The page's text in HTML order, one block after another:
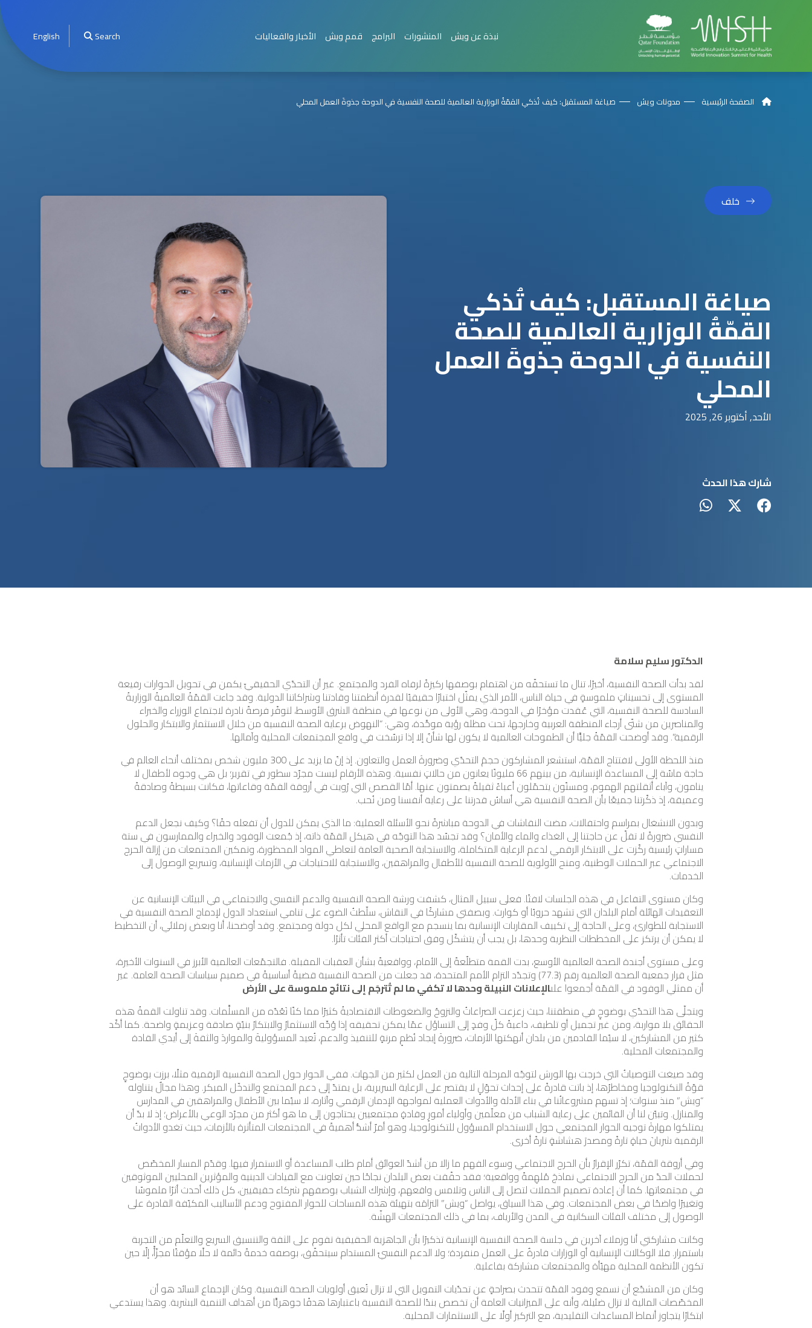
نبذة عن ويش المنشورات البرامج قمم ويش الأخبار والفعاليات Search
English
الصفحة الرئيسية مدونات ويش صياغة المستقبل: كيف تُذكي القمّةُ الوزارية العالمية للصحة النفسية في الدوحة جذوةَ العمل المحلي
خلف
صياغة المستقبل: كيف تُذكي
القمّةُ الوزارية العالمية للصحة
النفسية في الدوحة جذوةَ العمل
المحلي
الأحد, أكتوبر 26, 2025
شارك هذا الحدث
الدكتور سليم سلامة
لقد بدأت الصحة النفسية، أخيرًا، تنال ما تستحقّه من اهتمام بوصفها ركيزةً لرفاه الفرد والمجتمع. غير أن التحدّي الحقيقيّ يكمن في تحويل الحوارات رفيعة
المستوى إلى تحسيناتٍ ملموسةٍ في حياة الناس، الأمر الذي يمثّل اختبارًا حقيقيًا لقدرة أنظمتنا وقادتنا وشراكاتنا الدولية. وقد جاءت القمّةُ العالميةُ الوزاريةُ
السادسة للصحة النفسية، التي عُقدت مؤخرًا في الدوحة، وهي الأولى من نوعها في منطقة الشرق الأوسط، لتوفّر فرصةً نادرة لاجتماع الوزراء والخبراء
والمناصرين من شتّى أرجاء المنطقة العربية وخارجها، تحت مظلة رؤية موحَّدة، وهي: “النهوض برعاية الصحة النفسية من خلال الاستثمار والابتكار والحلول
الرقمية”. وقد أوضحت القمّةُ جليًّا أن الطموحات العالمية لا يكون لها شأنٌ إلا إذا ترسّخت في واقع المجتمعات المحلية وآمالها.
منذ اللحظة الأولى لافتتاح القمّة، استشعر المشاركون حجمَ التحدّي وضرورةَ العمل والتعاون. إذ إنّ ما يزيد على 300 مليون شخص بمختلف أنحاء العالم في
حاجة ماسّة إلى المساعدة الإنسانية، من بينهم 66 مليونًا يعانون من حالاتٍ نفسية. وهذه الأرقام ليست مجرّد سطور في تقرير؛ بل هي وجوه لأطفال لا
ينامون، وآباء أثقلتهم الهموم، ومسنّون يتحمّلون أعباءً ثقيلةً يصمتون عنها. أمّا القصص التي رُويت في أروقة القمّة وقاعاتها، فكانت بسيطةً وصادقةً
وعميقة، إذ ذكّرتنا جميعًا بأن الصحة النفسية هي أساسُ قدرتنا على رعاية أنفسنا ومن نُحب.
وبدون الانشغال بمراسم واحتفالات، مضت النقاشات في الدوحة مباشرةً نحو الأسئلة العملية: ما الذي يمكن للدول أن تفعله حقًا؟ وكيف نجعل الدعم
النفسي ضرورةً لا تقلّ عن حاجتنا إلى الغذاء والماء والأمان؟ وقد تجسّد هذا التوجّه في هيكل القمّة ذاته، إذ جُمعت الوفود والخبراء والممارسون في ستة
مساراتٍ رئيسية ركّزت على الابتكار الرقمي لدعم الرعاية المتكاملة، والاستجابة الصحية العامة لتعاطي المواد المحظورة، وتمكين المجتمعات من إزالة الحرج
الاجتماعي عبر الحملات الوطنية، ومنح الأولوية للصحة النفسية للأطفال والمراهقين، والاستجابة للاحتياجات في الأزمات الإنسانية، وتسريع الوصول إلى
الخدمات.
وكان مستوى التفاعل في هذه الجلسات لافتًا. فعلى سبيل المثال، كشفت ورشة الصحة النفسية والدعم النفسي والاجتماعي في البيئات الإنسانية عن
التعقيدات الهائلة أمام البلدان التي تشهد حروبًا أو كوارث. وبصفتي مشاركًا في النقاش، سلّطتُ الضوء على تنامي استعداد الدول لإدماج الصحة النفسية في
الاستجابة للطوارئ، وعلى الحاجة إلى تكييف المقاربات الإنسانية بما ينسجم مع الواقع المحلي لكل دولة ومجتمع. وقد أوضحنا، أنا وبعض زملائي، أن التخطيط
لا يمكن أن يرتكز على المخططات النظرية وحدها، بل يجب أن يتشكّل وفق احتياجات أكثر الفئات تأثرًا.
وعلى مستوى أجندة الصحة العالمية الأوسع، بدت القمة متطلّعةً إلى الأمام، وواقعيةً بشأن العقبات المقبلة. فالتجمّعات العالمية الأبرز في السنوات الأخيرة،
مثل قرار جمعية الصحة العالمية رقم (77.3) وتجدّد التزام الأمم المتحدة، قد جعلت من الصحة النفسية قضيةً أساسيةً في صميم سياسات الصحة العامة. غير
أن ممثلي الوفود في القمّة أجمعوا علىالإعلانات النبيلة وحدها لا تكفي ما لم تُترجَم إلى نتائج ملموسة على الأرض
ويتجلّى هذا التحدّي بوضوحٍ في منطقتنا، حيث زعزعت الصراعاتُ والنزوحُ والضغوطات الاقتصاديةُ كثيرًا مما كنّا نَعُدّه من المسلَّمات. وقد تناولت القمةُ هذه
الحقائق بلا مواربة، ومن غير تجميل أو تلطيف، داعيةً كلّ وفدٍ إلى التساؤل عمّا يمكن تحقيقه إذا وُجِّه الاستثمارُ والابتكارُ بنيّةٍ صادقة وعزيمةٍ واضحة. كما أكّد
كثير من المشاركين، لا سيّما القادمين من بلدان أنهكتها الأزمات، ضرورةَ إيجاد نُظمٍ مرنةٍ للتنفيذ والدعم، تُعيد المسؤوليةَ والمواردَ والثقةَ إلى أيدي القادة
والمجتمعات المحلية.
وقد صيغت التوصياتُ التي خرجت بها الورش لتوجّه المرحلة التالية من العمل لكثير من الجهات. ففي الحوار حول الصحة النفسية الرقمية مثلًا، برزت بوضوحٍ
قوّةُ التكنولوجيا ومخاطرُها، إذ باتت قادرةً على إحداث تحوّلٍ لا يقتصر على الرعاية السريرية، بل يمتدّ إلى دعم المجتمع والتدخّل المبكر. وهذا مجالٌ يتناوله
“ويش” منذ سنوات؛ إذ تسهم مشروعاتُنا في بناء الأدلة والأدوات العملية لمواجهة الإدمان الرقمي وآثاره، لا سيّما بين الأطفال والمراهقين في المدارس
والمنازل. وتبيّن لنا أن القائمين على رعاية الشباب من معلّمين وأولياء أمورٍ وقادةٍ مجتمعيين يحتاجون إلى ما هو أكثر من مجرّد الوعي بالأعراض؛ إذ لا بدّ أن
يمتلكوا مهارةَ توجيه الحوار المجتمعي حول الاستخدام المسؤول للتكنولوجيا، وهو أمرٌ أشدُّ أهميةً في المجتمعات المتأثرة بالأزمات، حيث تغدو الأدواتُ
الرقمية شريانَ حياةٍ تارةً ومصدرَ هشاشةٍ تارةً أخرى.
وفي أروقة القمّة، تكرّر الإقرارُ بأن الحرج الاجتماعي وسوء الفهم ما زالا من أشدّ العوائق أمام طلب المساعدة أو الاستمرار فيها. وقدّم المسار المخصّص
لحملات الحدّ من الحرج الاجتماعي نماذجَ مُلهِمةً وواقعية؛ فقد حقّقت بعض البلدان نجاحًا حين تعاونت مع القيادات الدينية والمؤثرين المحليين الموثوقين
في مجتمعاتها. كما أن إعادة تصميم الحملات لتصل إلى الناس وتلامس واقعهم، وإشراك الشباب بوصفهم شركاء حقيقيين، كل ذلك أحدث أثرًا ملموسًا
وتغييرًا واضحًا في بعض المجتمعات. وفي هذا السياق، يواصل “ويش” التزامَه بتهيئة هذه المساحات للحوار المفتوح ودعم الأساليب المكيّفة القادرة على
الوصول إلى مختلف الفئات السكانية في المدن والأرياف، بما في ذلك المجتمعات الهشّة.
وكانت مشاركتي أنا وزملاء آخرين في جلسة الصحة النفسية الإنسانية تذكيرًا بأن الجاهزية الحقيقية تقوم على الثقة والتنسيق السريع والتعلّم من التجربة
باستمرار. فلا الوكالات الإنسانية أو الوزارات قادرةٌ على العمل منفردة؛ ولا الدعم النفسيّ المستدام سيتحقّق، بوصفه خدمةً دائمة لا حلًا مؤقتًا مجزّأً، إلّا حين
تكون الأنظمة المحلية مهيّأة والمجتمعات مشاركة بفاعلية.
وكان من المشجّع أن نسمع وفود القمّة تتحدث بصراحةٍ عن تحدّيات التمويل التي لا تزال تُعيق أولويات الصحة النفسية. وكان الإجماع السائد هو أن
المخصّصات المالية لا تزال ضئيلة، وأنه على الميزانيات العامة أن تخصص بندًا للصحة النفسية باعتبارها هدفًا جوهريًّا من أهداف التنمية البشرية. وهذا يستدعي
ابتكارًا يتجاوز أنماط المساعدات التقليدية، مع التركيز أولًا على الاستثمارات المحلية.